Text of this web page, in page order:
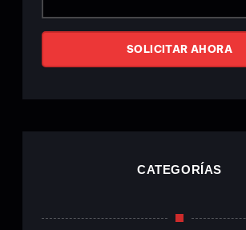
SOLICITAR AHORA
CATEGORÍAS